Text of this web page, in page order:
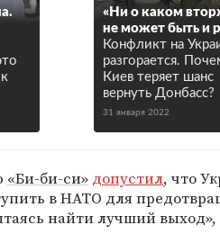
«Ни о каком
не может быть и
Конфликт на
разгорается.
Киев теряет шанс
вернуть Донбасс?
31 января 2022
«Би-би-си» допустил, что
в НАТО для
найти лучший